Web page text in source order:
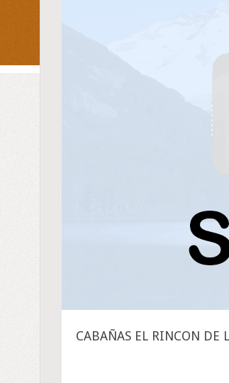
CABAÑAS EL RINCON DE